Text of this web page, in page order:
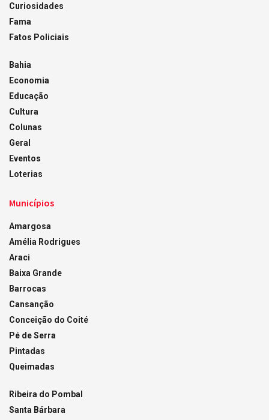
Curiosidades
Fama
Fatos Policiais
Bahia
Economia
Educação
Cultura
Colunas
Geral
Eventos
Loterias
Municípios
Amargosa
Amélia Rodrigues
Araci
Baixa Grande
Barrocas
Cansanção
Conceição do Coité
Pé de Serra
Pintadas
Queimadas
Ribeira do Pombal
Santa Bárbara